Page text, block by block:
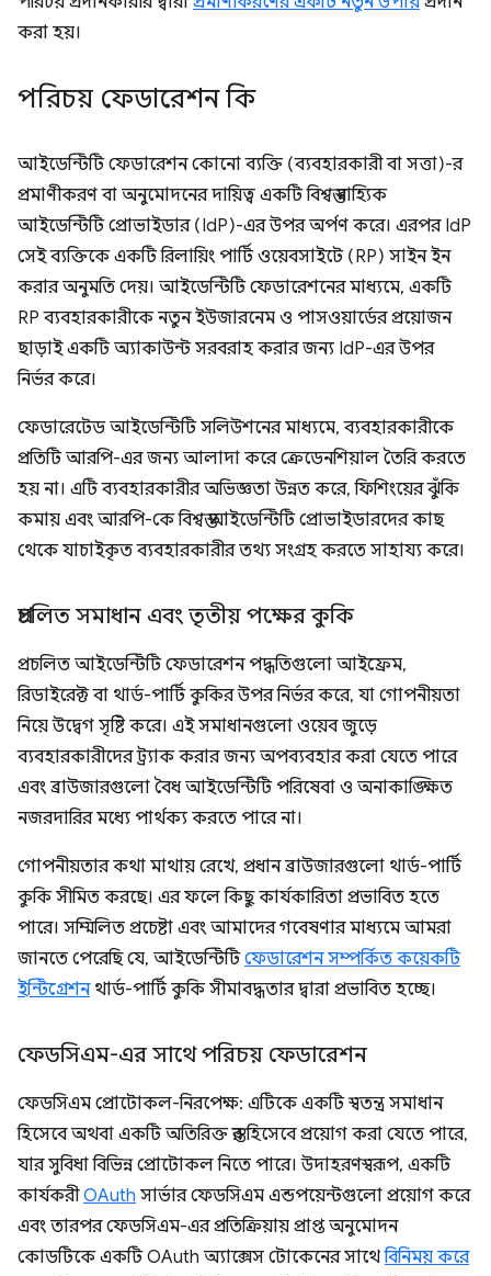
করা হয়।
পরিচয় ফেডারেশন কি
আইডেন্টিটি ফেডারেশন কোনো ব্যক্তি (ব্যবহারকারী বা সত্তা)-র
প্রমাণীকরণ বা অনুমোদনের দায়িত্ব একটি বিশ্বস্ত বাহ্যিক
আইডেন্টিটি প্রোভাইডার (IdP)-এর উপর অর্পণ করে। এরপর IdP
সেই ব্যক্তিকে একটি রিলায়িং পার্টি ওয়েবসাইটে (RP) সাইন ইন
করার অনুমতি দেয়। আইডেন্টিটি ফেডারেশনের মাধ্যমে, একটি
RP ব্যবহারকারীকে নতুন ইউজারনেম ও পাসওয়ার্ডের প্রয়োজন
ছাড়াই একটি অ্যাকাউন্ট সরবরাহ করার জন্য IdP-এর উপর
নির্ভর করে।
ফেডারেটেড আইডেন্টিটি সলিউশনের মাধ্যমে, ব্যবহারকারীকে
প্রতিটি আরপি-এর জন্য আলাদা করে ক্রেডেনশিয়াল তৈরি করতে
হয় না। এটি ব্যবহারকারীর অভিজ্ঞতা উন্নত করে, ফিশিংয়ের ঝুঁকি
কমায় এবং আরপি-কে বিশ্বস্ত আইডেন্টিটি প্রোভাইডারদের কাছ
থেকে যাচাইকৃত ব্যবহারকারীর তথ্য সংগ্রহ করতে সাহায্য করে।
প্রচলিত সমাধান এবং তৃতীয় পক্ষের কুকি
প্রচলিত আইডেন্টিটি ফেডারেশন পদ্ধতিগুলো আইফ্রেম,
রিডাইরেক্ট বা থার্ড-পার্টি কুকির উপর নির্ভর করে, যা গোপনীয়তা
নিয়ে উদ্বেগ সৃষ্টি করে। এই সমাধানগুলো ওয়েব জুড়ে
ব্যবহারকারীদের ট্র্যাক করার জন্য অপব্যবহার করা যেতে পারে
এবং ব্রাউজারগুলো বৈধ আইডেন্টিটি পরিষেবা ও অনাকাঙ্ক্ষিত
নজরদারির মধ্যে পার্থক্য করতে পারে না।
গোপনীয়তার কথা মাথায় রেখে, প্রধান ব্রাউজারগুলো থার্ড-পার্টি
কুকি সীমিত করছে। এর ফলে কিছু কার্যকারিতা প্রভাবিত হতে
পারে। সম্মিলিত প্রচেষ্টা এবং আমাদের গবেষণার মাধ্যমে আমরা
জানতে পেরেছি যে, আইডেন্টিটিফেডারেশন সম্পর্কিত কয়েকটি
ইন্টিগ্রেশনথার্ড-পার্টি কুকি সীমাবদ্ধতার দ্বারা প্রভাবিত হচ্ছে।
ফেডসিএম-এর সাথে পরিচয় ফেডারেশন
ফেডসিএম প্রোটোকল-নিরপেক্ষ: এটিকে একটি স্বতন্ত্র সমাধান
হিসেবে অথবা একটি অতিরিক্ত স্তর হিসেবে প্রয়োগ করা যেতে পারে,
যার সুবিধা বিভিন্ন প্রোটোকল নিতে পারে। উদাহরণস্বরূপ, একটি
কার্যকরীOAuth সার্ভার ফেডসিএম এন্ডপয়েন্টগুলো প্রয়োগ করে
এবং তারপর ফেডসিএম-এর প্রতিক্রিয়ায় প্রাপ্ত অনুমোদন
কোডটিকে একটি OAuth অ্যাক্সেস টোকেনের সাথেবিনিময় করে